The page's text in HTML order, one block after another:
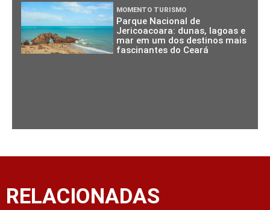
MOMENTO TURISMO
Parque Nacional de
Jericoacoara: dunas, lagoas e
mar em um dos destinos mais
fascinantes do Ceará
RELACIONADAS